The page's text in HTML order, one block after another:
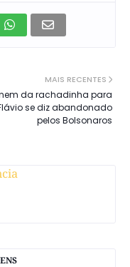
MAIS RECENTES
da rachadinha para
se diz abandonado
pelos Bolsonaros